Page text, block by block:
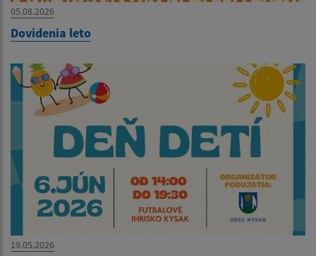
05.08.2026
Dovidenia leto
19.05.2026